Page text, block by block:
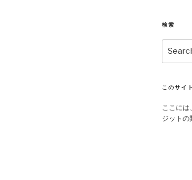
検索
for:
このサイ
ここに
ジットの